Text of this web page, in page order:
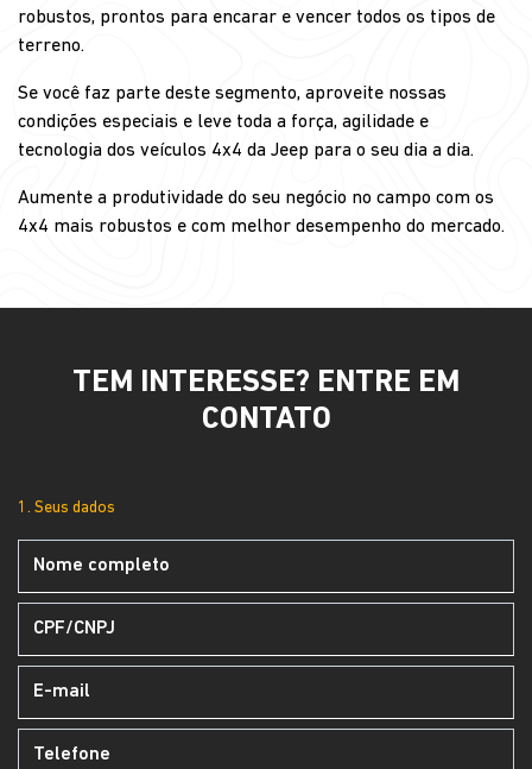
robustos, prontos para encarar e vencer todos os tipos de
terreno.
Se você faz parte deste segmento, aproveite nossas
condições especiais e leve toda a força, agilidade e
tecnologia dos veículos 4x4 da Jeep para o seu dia a dia.
Aumente a produtividade do seu negócio no campo com os
4x4 mais robustos e com melhor desempenho do mercado.
TEM INTERESSE? ENTRE EM
CONTATO
1. Seus dados